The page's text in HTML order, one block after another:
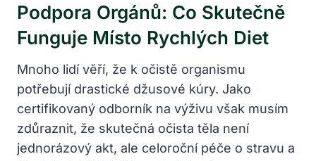
Podpora Orgánů: Co Skutečně
Funguje Místo Rychlých Diet
Mnoho lidí věří, že k očistě organismu
potřebují drastické džusové kúry. Jako
certifikovaný odborník na výživu však musím
zdůraznit, že skutečná očista těla není
jednorázový akt, ale celoroční péče o stravu a